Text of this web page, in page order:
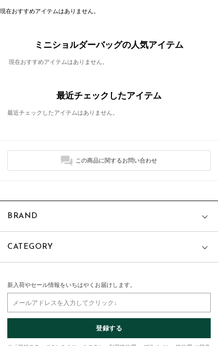
現在おすすめアイテムはありません。
ミニショルダーバッグの人気アイテム
現在おすすめアイテムはありません。
最近チェックしたアイテム
最近チェックしたアイテムはありません。
この商品に関するお問い合わせ
BRAND
CATEGORY
新入荷やセール情報をいちはやくお届けします。
登録する